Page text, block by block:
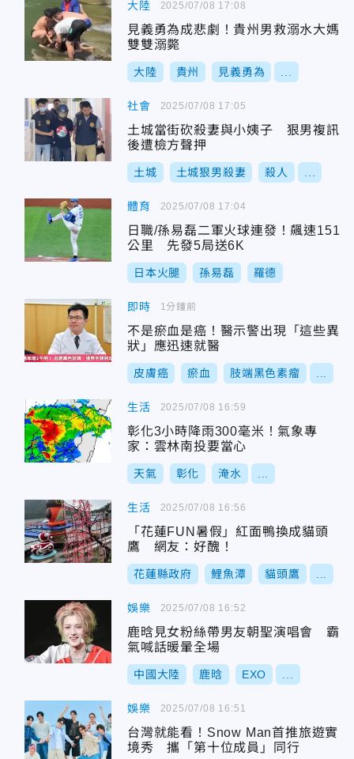
大陸
見義勇為成悲劇！貴州男救溺水大媽
雙雙溺斃
大陸 貴州 見義勇為
2025/07/08 17:08
社會
土城當街砍殺妻與小姨子 狠男複訊
後遭檢方聲押
土城 土城狠男殺妻 殺人
2025/07/08 17:05
體育
日職/孫易磊二軍火球連發！飆速151
公里 先發5局送6K
日本火腿 孫易磊 羅德
2025/07/08 17:04
即時
不是瘀血是癌！醫示警出現「這些異
狀」應迅速就醫
皮膚癌 瘀血 肢端黑色素瘤
1分鐘前
生活
彰化3小時降雨300毫米！氣象專
家：雲林南投要當心
天氣 彰化 淹水
2025/07/08 16:59
生活
「花蓮FUN暑假」紅面鴨換成貓頭
鷹 網友：好醜！
花蓮縣政府 鯉魚潭 貓頭鷹
2025/07/08 16:56
娛樂
鹿晗見女粉絲帶男友朝聖演唱會 霸
氣喊話暖暈全場
中國大陸 鹿晗 EXO
2025/07/08 16:52
娛樂
台灣就能看！Snow Man首推旅遊實
境秀 攜「第十位成員」同行
2025/07/08 16:51